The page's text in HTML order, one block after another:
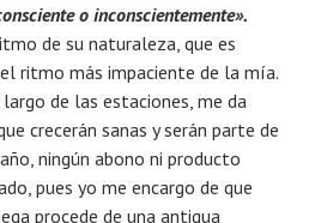
o inconscientemente».
de su naturaleza, que es
ritmo más impaciente de la mía.
de las estaciones, me da
crecerán sanas y serán parte de
ningún abono ni producto
pues yo me encargo de que
procede de una antigua